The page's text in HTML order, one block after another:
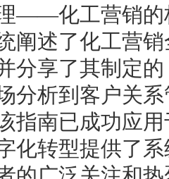
——化工营销的
阐述了化工营
分享了其制定
分析到客户关
指南已成功应
化转型提供了